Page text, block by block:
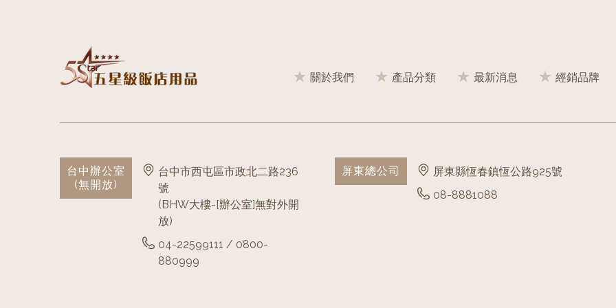
關於我們 產品分類 最新消息 經銷品牌
台中辦公室
(無開放)
台中市西屯區市政北二路236
號
(BHW大樓-[辦公室]無對外開
放)
04-22599111 / 0800-
880999
屏東總公司
屏東縣恆春鎮恆公路925號
08-8881088